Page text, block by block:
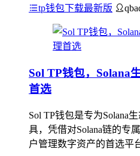
tp钱包下载最新版
Sol TP钱包，Solana
首选
Sol TP钱包是专为Solana
具，凭借对Solana链的专
户管理数字资产的首选平